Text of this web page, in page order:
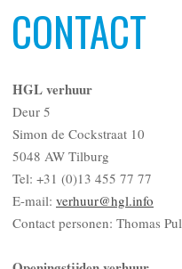
CONTACT
HGL verhuur
Deur 5
Simon de Cockstraat 10
5048 AW Tilburg
Tel: +31 (0)13 455 77 77
E-mail: verhuur@hgl.info
Contact personen: Thomas